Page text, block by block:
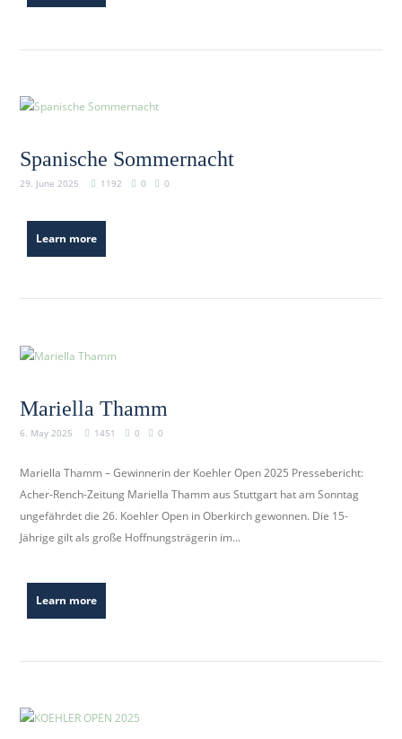
Spanische Sommernacht
29. June 2025 1192 0 0
Learn more
Mariella Thamm
6. May 2025 1451 0 0
Mariella Thamm – Gewinnerin der Koehler Open 2025 Pressebericht:
Acher-Rench-Zeitung Mariella Thamm aus Stuttgart hat am Sonntag
ungefährdet die 26. Koehler Open in Oberkirch gewonnen. Die 15-
Jährige gilt als große Hoffnungsträgerin im...
Learn more